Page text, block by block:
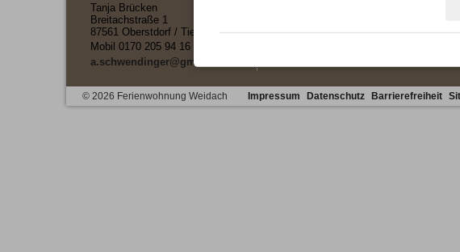
Tanja Brücken
Breitachstraße 1
87561 Oberstdorf / Tiefenbach
Mobil 0170 205 94 16
a.schwendinger@gmx.de
© 2026 Ferienwohnung Weidach Impressum Datenschutz Barrierefreiheit